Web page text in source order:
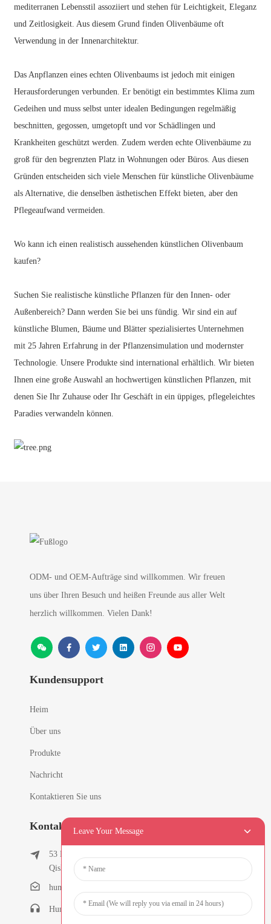
mediterranen Lebensstil assoziiert und stehen für Leichtigkeit, Eleganz
und Zeitlosigkeit. Aus diesem Grund finden Olivenbäume oft
Verwendung in der Innenarchitektur.
Das Anpflanzen eines echten Olivenbaums ist jedoch mit einigen
Herausforderungen verbunden. Er benötigt ein bestimmtes Klima zum
Gedeihen und muss selbst unter idealen Bedingungen regelmäßig
beschnitten, gegossen, umgetopft und vor Schädlingen und
Krankheiten geschützt werden. Zudem werden echte Olivenbäume zu
groß für den begrenzten Platz in Wohnungen oder Büros. Aus diesen
Gründen entscheiden sich viele Menschen für künstliche Olivenbäume
als Alternative, die denselben ästhetischen Effekt bieten, aber den
Pflegeaufwand vermeiden.
Wo kann ich einen realistisch aussehenden künstlichen Olivenbaum
kaufen?
Suchen Sie realistische künstliche Pflanzen für den Innen- oder
Außenbereich? Dann werden Sie bei uns fündig. Wir sind ein auf
künstliche Blumen, Bäume und Blätter spezialisiertes Unternehmen
mit 25 Jahren Erfahrung in der Pflanzensimulation und modernster
Technologie. Unsere Produkte sind international erhältlich. Wir bieten
Ihnen eine große Auswahl an hochwertigen künstlichen Pflanzen, mit
denen Sie Ihr Zuhause oder Ihr Geschäft in ein üppiges, pflegeleichtes
Paradies verwandeln können.
ODM- und OEM-Aufträge sind willkommen. Wir freuen
uns über Ihren Besuch und heißen Freunde aus aller Welt
herzlich willkommen. Vielen Dank!
Kundensupport
Heim
Über uns
Produkte
Nachricht
Kontaktieren Sie uns
Kontaktinformationen
53 East Chunfeng Road, Dorf Tielukeng, Stadt
Qishi, Dongguan, Guangdong, China
humanlu@foxmail.com
Humanlu: +86-15818288461
Leave Your Message